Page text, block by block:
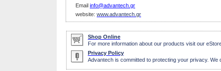
Email info@advantech.gr
website: www.advantech.gr
Shop Online
For more information about our products visit our
Privacy Policy
Advantech is committed to protecting your privacy.